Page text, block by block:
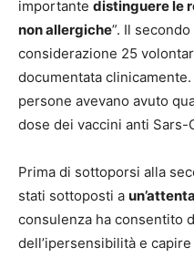
importante distinguere le
non allergiche”. Il
considerazione 25
documentata
persone avevano avuto
dose dei vaccini anti Sars-
Prima di sottoporsi alla
stati sottoposti a
consulenza ha consentito
dell’ipersensibilità e